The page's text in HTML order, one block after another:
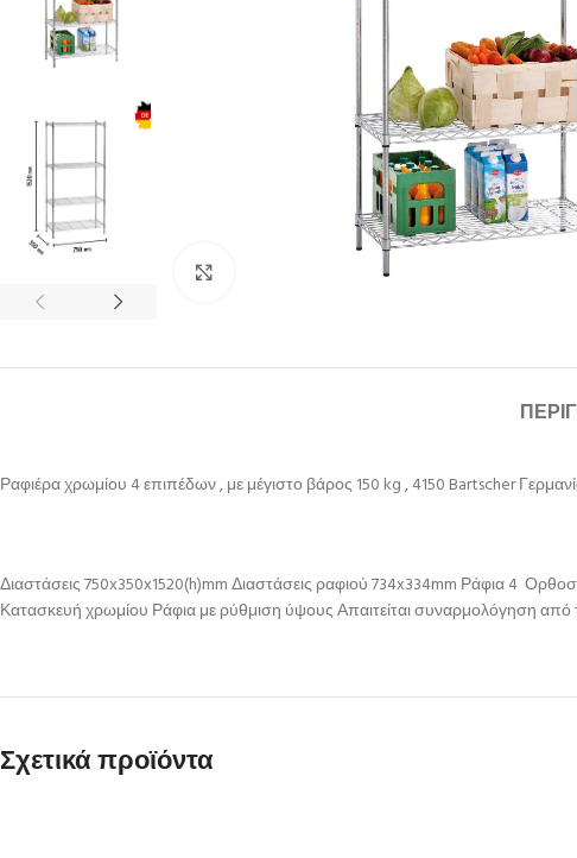
Ραφιέρα χρωμίου 4 επιπέδων , με μέγιστο βάρος 150 kg , 4150 Bartscher
Διαστάσεις 750x350x1520(h)mm Διαστάσεις ραφιού 734x334mm Ράφια 4
Κατασκευή χρωμίου Ράφια με ρύθμιση ύψους Απαιτείται συναρμολόγηση από
Σχετικά προϊόντα